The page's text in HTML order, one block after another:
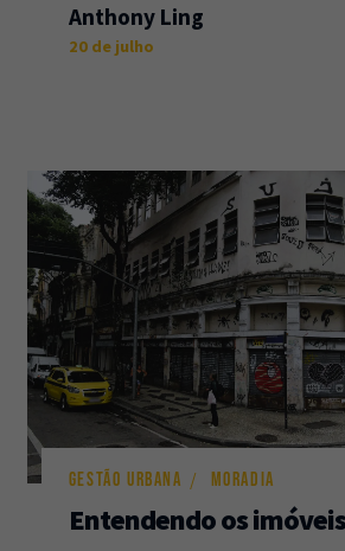
Anthony Ling
20 de julho
GESTÃO URBANA MORADIA
Entendendo os